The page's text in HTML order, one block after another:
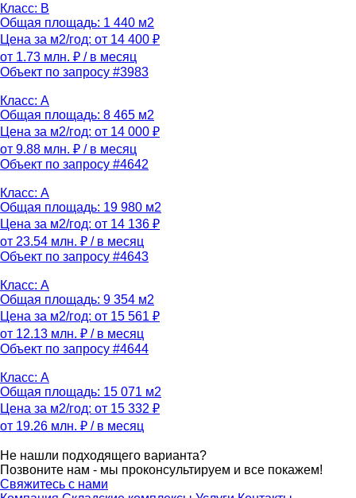
Класс: B
Общая площадь: 1 440 м2
Цена за м2/год: от 14 400 ₽
от 1.73 млн. ₽ / в месяц
Объект по запросу #3983
Класс: A
Общая площадь: 8 465 м2
Цена за м2/год: от 14 000 ₽
от 9.88 млн. ₽ / в месяц
Объект по запросу #4642
Класс: A
Общая площадь: 19 980 м2
Цена за м2/год: от 14 136 ₽
от 23.54 млн. ₽ / в месяц
Объект по запросу #4643
Класс: A
Общая площадь: 9 354 м2
Цена за м2/год: от 15 561 ₽
от 12.13 млн. ₽ / в месяц
Объект по запросу #4644
Класс: A
Общая площадь: 15 071 м2
Цена за м2/год: от 15 332 ₽
от 19.26 млн. ₽ / в месяц
Не нашли подходящего варианта?
Позвоните нам - мы проконсультируем и все покажем!
Свяжитесь с нами